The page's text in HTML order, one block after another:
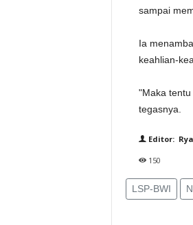
sampai
Ia
keahlian-
"Maka
tegasnya.
Editor:
150
LSP-BWI